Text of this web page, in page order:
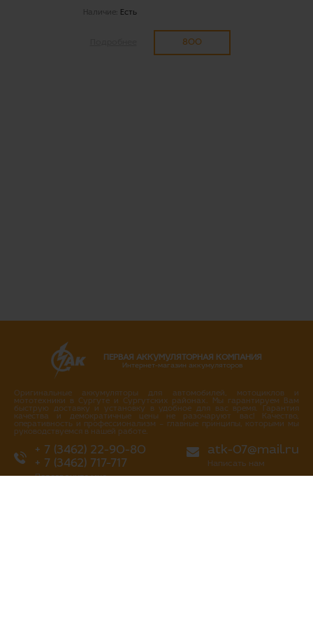
Наличие: Есть
800
ПЕРВАЯ АККУМУЛЯТОРНАЯ КОМПАНИЯ
Интернет-магазин аккумуляторов
Оригинальные аккумуляторы для автомобилей, мотоциклов и
мототехники в Сургуте и Сургутских районах. Мы гарантируем Вам
быструю доставку и установку в удобное для вас время. Гарантия
качества и демократичные цены не разочаруют вас! Качество,
оперативность и профессионализм – главные принципы, которыми мы
руководствуемся в нашей работе.
+ 7 (3462) 22-90-80
+ 7 (3462) 717-717
Перезвоните мне
atk-07@mail.ru
Написать нам